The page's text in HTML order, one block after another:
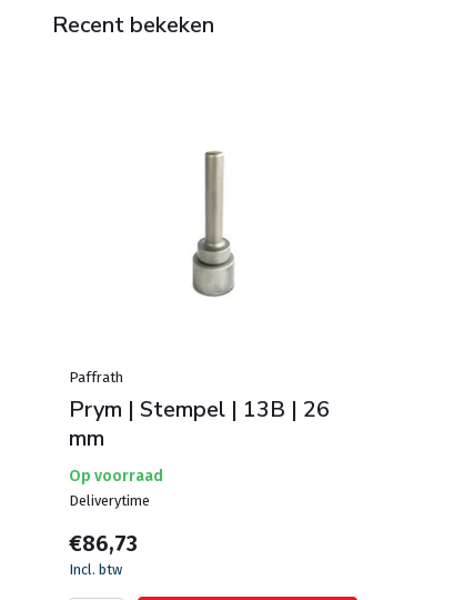
Recent bekeken
Paffrath
Prym | Stempel | 13B | 26
mm
Op voorraad
Deliverytime
€86,73
Incl. btw